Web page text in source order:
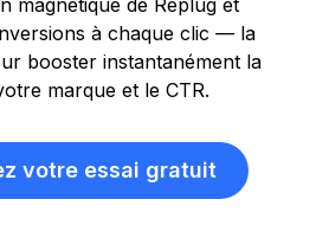
magnétique de Replug et
à chaque clic — la
booster instantanément la
marque et le CTR.
votre essai gratuit